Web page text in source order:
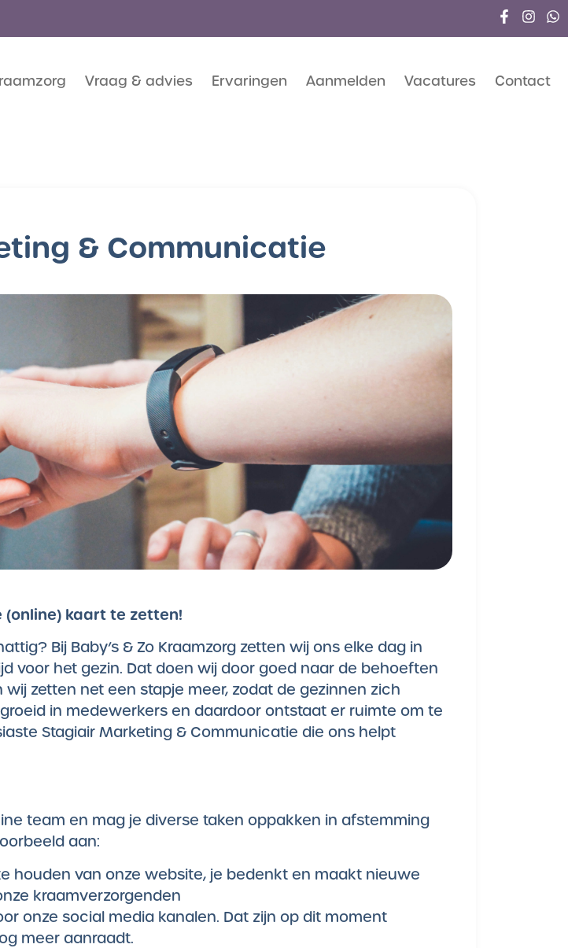
Vraag & advies Ervaringen Aanmelden Vacatures Contact
& Communicatie
(online) kaart te zetten!
Bij Baby’s & Zo Kraamzorg zetten wij ons elke dag in
voor het gezin. Dat doen wij door goed naar de behoeften
zetten net een stapje meer, zodat de gezinnen zich
in medewerkers en daardoor ontstaat er ruimte om te
Stagiair Marketing & Communicatie die ons helpt
team en mag je diverse taken oppakken in afstemming
aan:
houden van onze website, je bedenkt en maakt nieuwe
kraamverzorgenden
onze social media kanalen. Dat zijn op dit moment
meer aanraadt.